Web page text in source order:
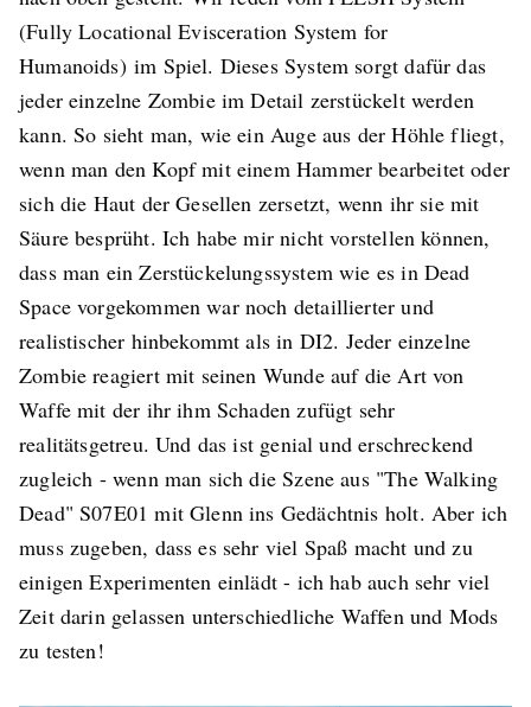
(Fully Locational Evisceration System for
Humanoids) im Spiel. Dieses System sorgt dafür das
jeder einzelne Zombie im Detail zerstückelt werden
kann. So sieht man, wie ein Auge aus der Höhle fliegt,
wenn man den Kopf mit einem Hammer bearbeitet oder
sich die Haut der Gesellen zersetzt, wenn ihr sie mit
Säure besprüht. Ich habe mir nicht vorstellen können,
dass man ein Zerstückelungssystem wie es in Dead
Space vorgekommen war noch detaillierter und
realistischer hinbekommt als in DI2. Jeder einzelne
Zombie reagiert mit seinen Wunde auf die Art von
Waffe mit der ihr ihm Schaden zufügt sehr
realitätsgetreu. Und das ist genial und erschreckend
zugleich - wenn man sich die Szene aus "The Walking
Dead" S07E01 mit Glenn ins Gedächtnis holt. Aber ich
muss zugeben, dass es sehr viel Spaß macht und zu
einigen Experimenten einlädt - ich hab auch sehr viel
Zeit darin gelassen unterschiedliche Waffen und Mods
zu testen!